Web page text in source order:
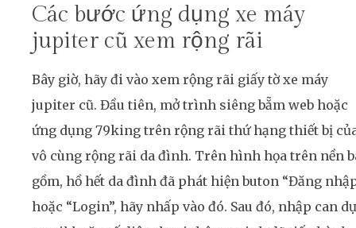
Các bước ứng dụng xe máy
jupiter cũ xem rộng rãi
Bây giờ, hãy đi vào xem rộng rãi giấy tờ xe máy
jupiter cũ. Đầu tiên, mở trình siêng bẵm web hoặc
ứng dụng 79king trên rộng rãi thứ hạng thiết bị
vô cùng rộng rãi da đình. Trên hình họa trên nền
gồm, hồ hết da đình đã phát hiện buton “Đăng
hoặc “Login”, hãy nhấp vào đó. Sau đó, nhập can dự